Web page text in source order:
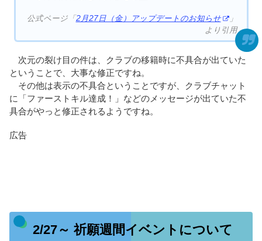
公式ページ「 2月27日（金）アップデートのお知らせ
」
より引用
次元の裂け目の件は、クラブの移籍時に不具合が出ていた
ということで、大事な修正ですね。
その他は表示の不具合ということですが、クラブチャット
に「ファーストキル達成！」などのメッセージが出ていた不
具合がやっと修正されるようですね。
広告
2/27～ 祈願週間イベントについて